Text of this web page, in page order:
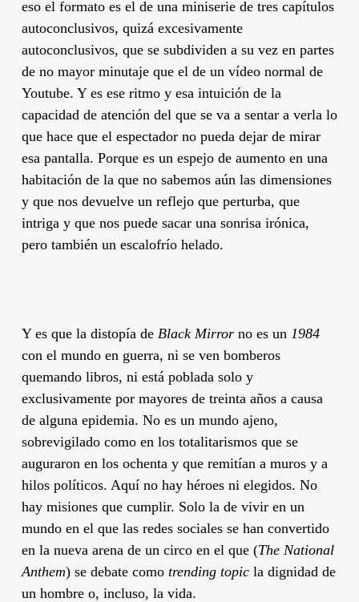
eso el formato es el de una miniserie de tres capítulos
autoconclusivos, quizá excesivamente
autoconclusivos, que se subdividen a su vez en partes
de no mayor minutaje que el de un vídeo normal de
Youtube. Y es ese ritmo y esa intuición de la
capacidad de atención del que se va a sentar a verla lo
que hace que el espectador no pueda dejar de mirar
esa pantalla. Porque es un espejo de aumento en una
habitación de la que no sabemos aún las dimensiones
y que nos devuelve un reflejo que perturba, que
intriga y que nos puede sacar una sonrisa irónica,
pero también un escalofrío helado.
Y es que la distopía de Black Mirrorno es un 1984
con el mundo en guerra, ni se ven bomberos
quemando libros, ni está poblada solo y
exclusivamente por mayores de treinta años a causa
de alguna epidemia. No es un mundo ajeno,
sobrevigilado como en los totalitarismos que se
auguraron en los ochenta y que remitían a muros y a
hilos políticos. Aquí no hay héroes ni elegidos. No
hay misiones que cumplir. Solo la de vivir en un
mundo en el que las redes sociales se han convertido
en la nueva arena de un circo en el que (The National
Anthem) se debate como trending topicla dignidad de
un hombre o, incluso, la vida.